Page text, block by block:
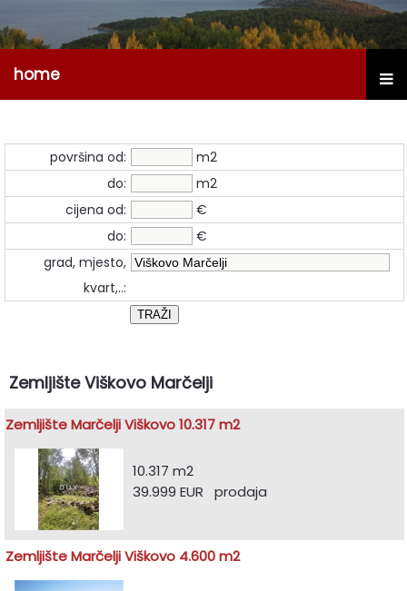
home
površina od:
m2
do:
m2
cijena od:
€
do:
€
grad, mjesto,
kvart,..:
Zemljište Viškovo Marčelji
Zemljište Marčelji Viškovo 10.317 m2
10.317 m2
39.999 EUR prodaja
Zemljište Marčelji Viškovo 4.600 m2